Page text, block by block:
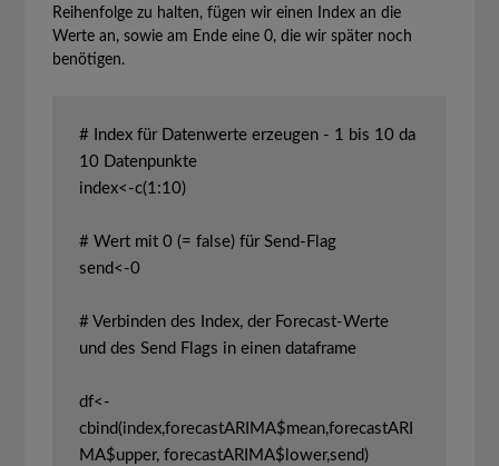
Reihenfolge zu halten, fügen wir einen Index an die
Werte an, sowie am Ende eine 0, die wir später noch
benötigen.
# Index für Datenwerte erzeugen - 1 bis 10 da
10 Datenpunkte
index<-c(1:10)
# Wert mit 0 (= false) für Send-Flag
send<-0
# Verbinden des Index, der Forecast-Werte
und des Send Flags in einen dataframe
df<-
cbind(index,forecastARIMA$mean,forecastARI
MA$upper, forecastARIMA$lower,send)